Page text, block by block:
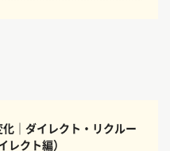
化｜ダイレクト・リクルー
レクト編）